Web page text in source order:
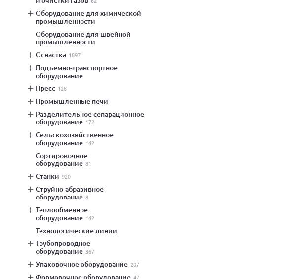
оборудование для химической
промышленности
оборудование для швейной
промышленности
оснастка 1897
подъемно-транспортное
оборудование
пресс 128
промышленные печи
разделительное сепарационное
оборудование 172
сельскохозяйственное
оборудование 142
сортировочное
оборудование 81
станки 920
струйно-абразивное
оборудование 8
теплообменное
оборудование 142
технологические линии
трубопроводное
оборудование 367
упаковочное оборудование 207
формовочное оборудование 47